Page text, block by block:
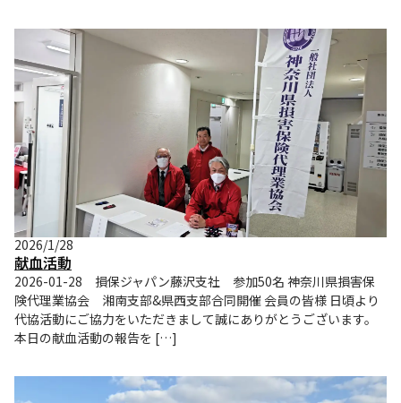
2026/1/28
献血活動
2026-01-28 損保ジャパン藤沢支社 参加50名 神奈川県損害保
険代理業協会 湘南支部&県西支部合同開催 会員の皆様 日頃より
代協活動にご協力をいただきまして誠にありがとうございます。
本日の献血活動の報告を […]